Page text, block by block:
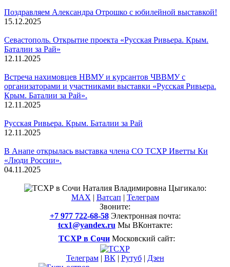
Поздравляем Александра Отрошко с юбилейной выставкой!
15.12.2025
Севастополь. Открытие проекта «Русская Ривьера. Крым.
Баталии за Рай»
12.11.2025
Встреча нахимовцев НВМУ и курсантов ЧВВМУ с
организаторами и участниками выставки «Русская Ривьера.
Крым. Баталии за Рай».
12.11.2025
Русская Ривьера. Крым. Баталии за Рай
12.11.2025
В Анапе открылась выставка члена СО ТСХР Иветты Ки
«Люди России».
04.11.2025
Наталия Владимировна Цыгикало:
MAX | Ватсап | Телеграм
Звоните:
+7 977 722-68-58 Электронная почта:
tcx1@yandex.ru Мы ВКонтакте:
ТСХР в Сочи Московский сайт:
Телеграм| ВК| Рутуб| Дзен